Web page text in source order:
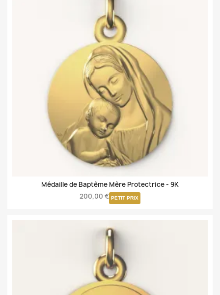
Médaille de Baptême Mère Protectrice - 9K
200,00 € PETIT PRIX